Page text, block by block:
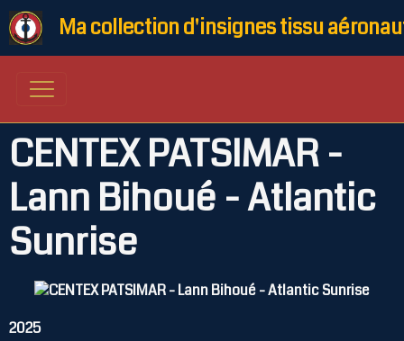
Ma collection d'insignes tissu
CENTEX PATSIMAR -
Lann Bihoué - Atlantic
Sunrise
2025